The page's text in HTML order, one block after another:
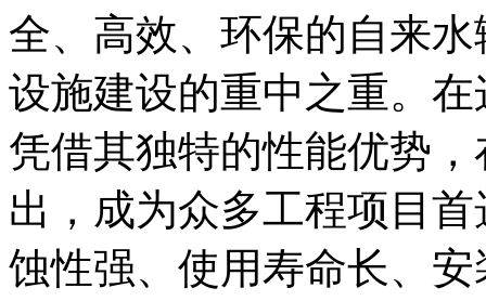
全、高效、环保的自来
设施建设的重中之重。
凭借其独特的性能优势
出，成为众多工程项目
蚀性强、使用寿命长、